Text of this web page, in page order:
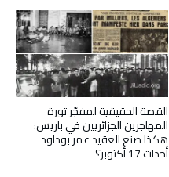
القصة الحقيقية لمفجّر ثورة
المهاجرين الجزائريين في باريس:
هكذا صنع العقيد عمر بوداود
أحداث 17 أكتوبر؟